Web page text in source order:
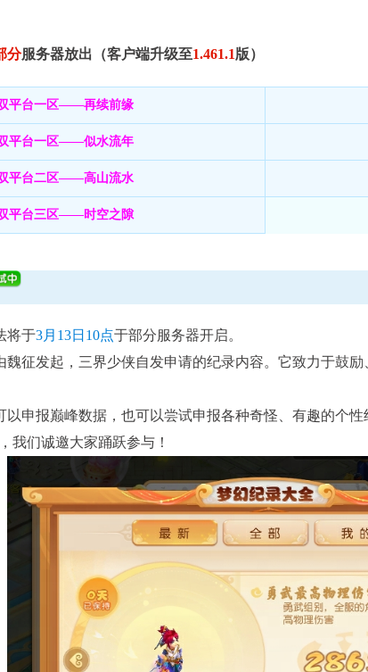
武神坛
分服务器放出（客户端升级至1.461.1版）
平台一区——再续前缘
平台一区——似水流年
平台二区——高山流水
平台三区——时空之隙
将于3月13日10点于部分服务器开启。
魏征发起，三界少侠自发申请的纪录内容。它致力于鼓
以申报巅峰数据，也可以尝试申报各种奇怪、有趣的个
我们诚邀大家踊跃参与！